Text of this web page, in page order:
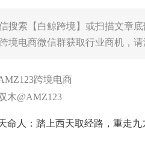
搜索【白鲸跨境】或扫描文章
境电商微信群获取行业商机，
跨境电商
木@AMZ123
命人：踏上西天取经路，重走九